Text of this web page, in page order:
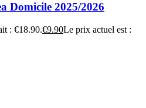
Domicile 2025/2026
: €18.90.€9.90Le prix actuel est :